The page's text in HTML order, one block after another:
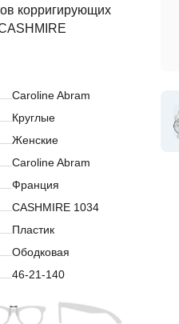
корригирующих
Caroline Abram
Круглые
Женские
Caroline Abram
Франция
CASHMIRE 1034
Пластик
Ободковая
46-21-140